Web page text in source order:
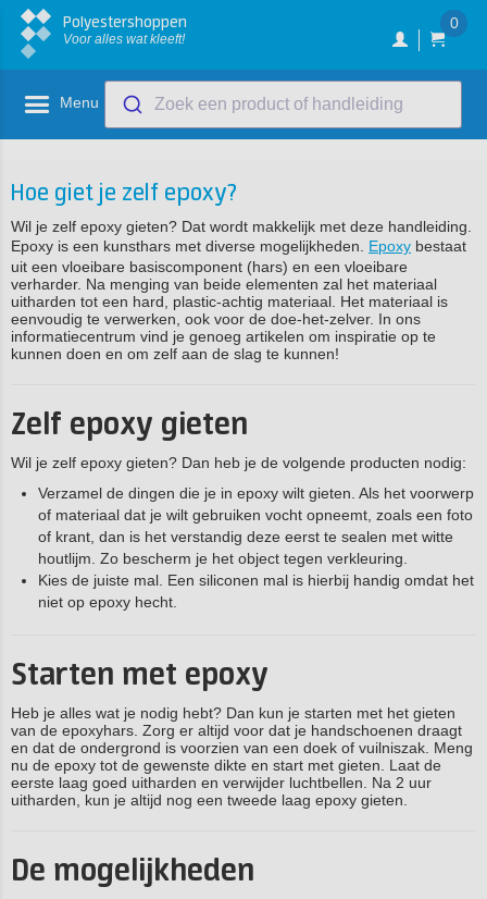
Polyestershoppen
Voor alles wat kleeft!
0
Menu Zoek een product of handleiding
Hoe giet je zelf epoxy?
Wil je zelf epoxy gieten? Dat wordt makkelijk met deze handleiding.
Epoxy is een kunsthars met diverse mogelijkheden. Epoxy bestaat
uit een vloeibare basiscomponent (hars) en een vloeibare
verharder. Na menging van beide elementen zal het materiaal
uitharden tot een hard, plastic-achtig materiaal. Het materiaal is
eenvoudig te verwerken, ook voor de doe-het-zelver. In ons
informatiecentrum vind je genoeg artikelen om inspiratie op te
kunnen doen en om zelf aan de slag te kunnen!
Zelf epoxy gieten
Wil je zelf epoxy gieten? Dan heb je de volgende producten nodig:
Verzamel de dingen die je in epoxy wilt gieten. Als het voorwerp
of materiaal dat je wilt gebruiken vocht opneemt, zoals een foto
of krant, dan is het verstandig deze eerst te sealen met witte
houtlijm. Zo bescherm je het object tegen verkleuring.
Kies de juiste mal. Een siliconen mal is hierbij handig omdat het
niet op epoxy hecht.
Starten met epoxy
Heb je alles wat je nodig hebt? Dan kun je starten met het gieten
van de epoxyhars. Zorg er altijd voor dat je handschoenen draagt
en dat de ondergrond is voorzien van een doek of vuilniszak. Meng
nu de epoxy tot de gewenste dikte en start met gieten. Laat de
eerste laag goed uitharden en verwijder luchtbellen. Na 2 uur
uitharden, kun je altijd nog een tweede laag epoxy gieten.
De mogelijkheden